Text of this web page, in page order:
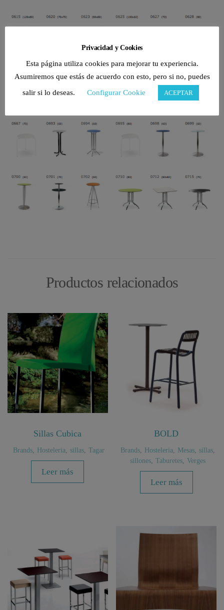
Productos relacionados
Sillas Cubica
Brands Hosteleria sillas Tagar
Leer más
BOLD
Brands, Hosteleria Mesas, sillas,
sillones, Taburetes, Verges
Leer más
Privacidad y Cookies
Esta página utiliza cookies para mejorar tu experiencia.
Asumiremos que estás de acuerdo con esto, pero si no, puedes
salir si lo deseas.
Configurar Cookie ACEPTAR